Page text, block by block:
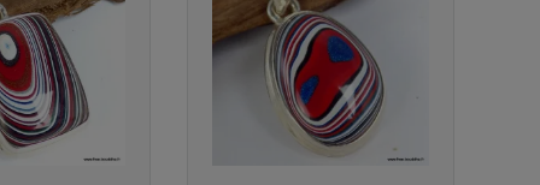
ont été redécouverts et revalorisés par des
"fordite" en référence à la célèbre